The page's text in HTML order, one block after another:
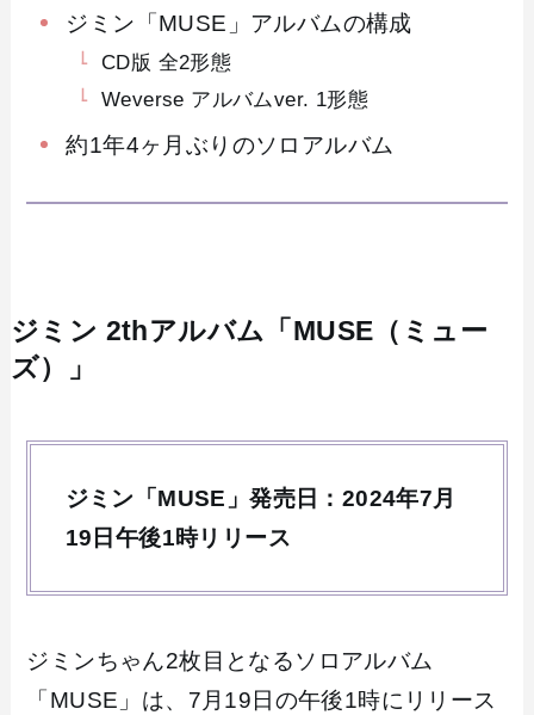
ジミン「MUSE」アルバムの構成
CD版 全2形態
Weverse アルバムver. 1形態
約1年4ヶ月ぶりのソロアルバム
ジミン 2thアルバム「MUSE（ミュー
ズ）」
ジミン「MUSE」発売日：2024年7月
19日午後1時リリース
ジミンちゃん2枚目となるソロアルバム
「MUSE」は、7月19日の午後1時にリリース